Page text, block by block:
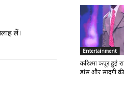
लें।
Entertainment
करिश्मा कपूर हुईं
डांस और सादगी